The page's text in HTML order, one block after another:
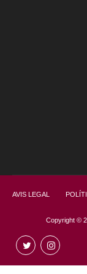
AVIS LEGAL
Copyright ©